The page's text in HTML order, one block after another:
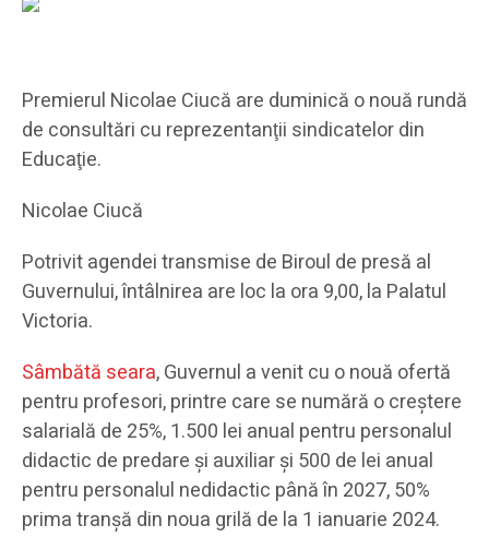
Premierul Nicolae Ciucă are duminică o nouă rundă
de consultări cu reprezentanţii sindicatelor din
Educaţie.
Nicolae Ciucă
Potrivit agendei transmise de Biroul de presă al
Guvernului, întâlnirea are loc la ora 9,00, la Palatul
Victoria.
Sâmbătă seara, Guvernul a venit cu o nouă ofertă
pentru profesori, printre care se numără o creştere
salarială de 25%, 1.500 lei anual pentru personalul
didactic de predare şi auxiliar şi 500 de lei anual
pentru personalul nedidactic până în 2027, 50%
prima tranşă din noua grilă de la 1 ianuarie 2024.